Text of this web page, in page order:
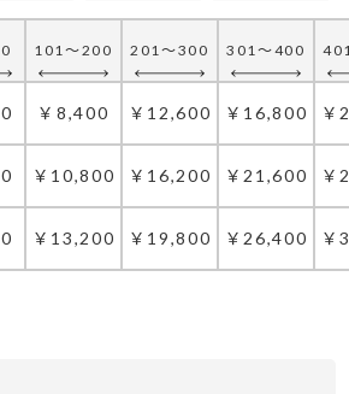
かり機械的ではない手作り
感？でしょうか ペラッペラ感
がある量販店の物と比べたら
通りでアジャスターフックも
長めで調整次第でレールを隠
きます。他の場所も注文しよ
うかと思いました。要望とし
ては、フックをつけてる箇所
101～200 201～300 301～400
￥8,400 ￥12,600 ￥16,800 ￥
￥10,800 ￥16,200 ￥21,600 ￥
￥13,200 ￥19,800 ￥26,400 ￥